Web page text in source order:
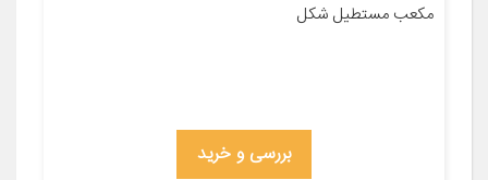
مکعب مستطیل شکل
بررسی و خرید